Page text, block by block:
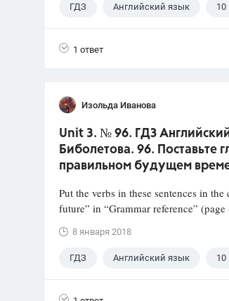
ГДЗ Английский язык 10
1 ответ
Изольда Иванова
Unit 3. № 96. ГДЗ
Биболетова. 96. Поставьте
правильном будущем
Put the verbs in these sentences in
future” in “Grammar reference” (page
8 января 2018
ГДЗ Английский язык 10